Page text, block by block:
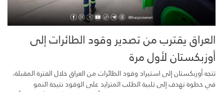
العراق يقترب من تصدير وقود الطائرات إلى
أوزبكستان لأول مرة
تتجه أوزبكستان إلى استيراد وقود الطائرات من العراق خلال الفترة المقبلة،
في خطوة تهدف إلى تلبية الطلب المتزايد على الوقود نتيجة النمو